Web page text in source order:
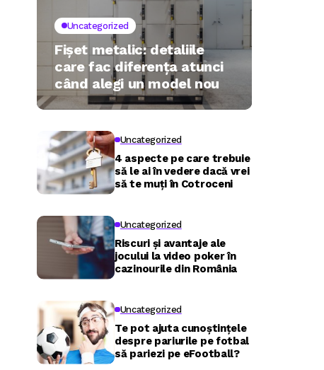
Uncategorized
Fișet metalic: detaliile
care fac diferența atunci
când alegi un model nou
Uncategorized
4 aspecte pe care trebuie
să le ai în vedere dacă vrei
să te muți în Cotroceni
Uncategorized
Riscuri și avantaje ale
jocului la video poker în
cazinourile din România
Uncategorized
Te pot ajuta cunoștințele
despre pariurile pe fotbal
să pariezi pe eFootball?